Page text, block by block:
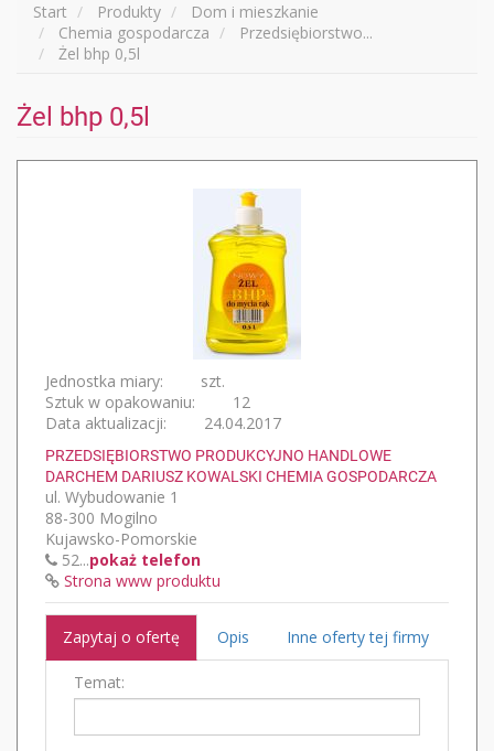
Start Produkty
Dom i mieszkanie
Chemia gospodarcza
Przedsiębiorstwo...
Żel bhp 0,5l
Żel bhp 0,5l
Jednostka miary:
szt.
Sztuk w opakowaniu:
12
Data aktualizacji:
24.04.2017
PRZEDSIĘBIORSTWO PRODUKCYJNO HANDLOWE
DARCHEM DARIUSZ KOWALSKI CHEMIA GOSPODARCZA
ul. Wybudowanie 1
88-300 Mogilno
Kujawsko-Pomorskie
52...pokaż telefon
Strona www produktu
Zapytaj o ofertę Opis Inne oferty tej firmy
Temat: